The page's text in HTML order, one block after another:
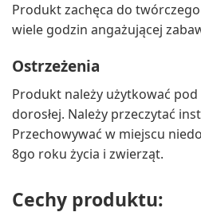
Produkt zachęca do
wiele godzin angażującej
Ostrzeżenia
Produkt należy użytkować
dorosłej. Należy przeczytać
Przechowywać w miejscu
8go roku życia i zwierząt.
Cechy produktu: